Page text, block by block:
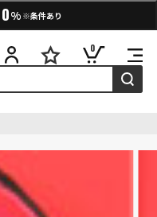
0% ※条件あり
0